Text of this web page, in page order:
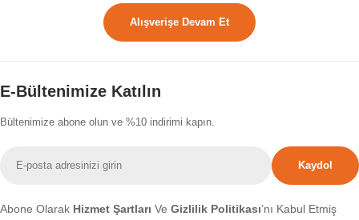
Alışverişe Devam Et
E-Bültenimize Katılın
Bültenimize abone olun ve %10 indirimi kapın.
posta
Kaydol
Abone Olarak Hizmet Şartları Ve Gizlilik Politikası’nı Kabul Etmiş